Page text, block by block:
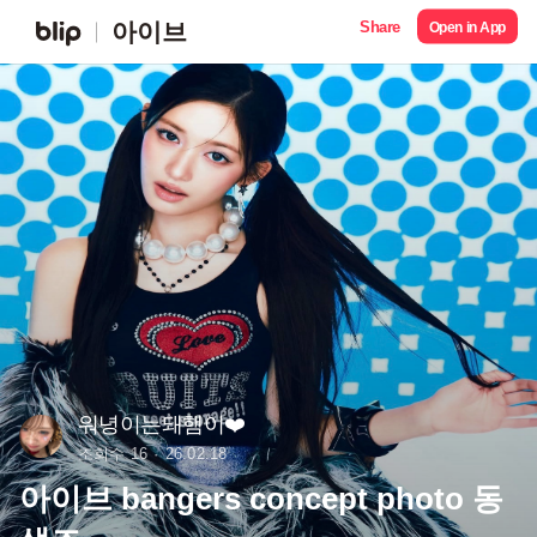
아이브 Share Open in App
워녕이는돼햄이❤️
조회수 16 26.02.18
아이브 bangers concept photo 동